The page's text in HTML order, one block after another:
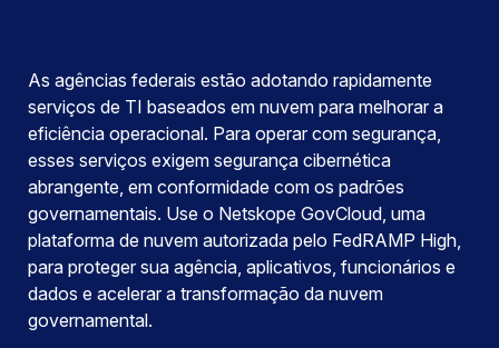
As agências federais estão adotando rapidamente
serviços de TI baseados em nuvem para melhorar a
eficiência operacional. Para operar com segurança,
esses serviços exigem segurança cibernética
abrangente, em conformidade com os padrões
governamentais. Use o Netskope GovCloud, uma
plataforma de nuvem autorizada pelo FedRAMP High,
para proteger sua agência, aplicativos, funcionários e
dados e acelerar a transformação da nuvem
governamental.